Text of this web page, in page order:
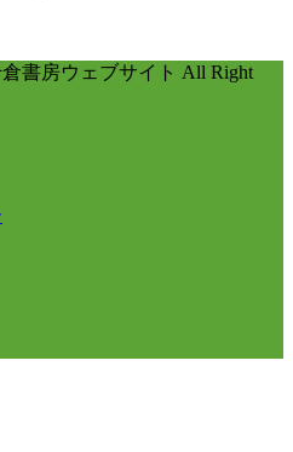
書房ウェブサイト All Right